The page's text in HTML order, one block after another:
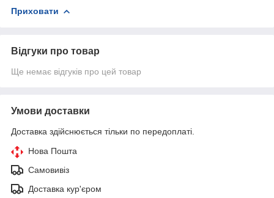
Приховати
Відгуки про товар
Ще немає відгуків про цей товар
Умови доставки
Доставка здійснюється тільки по передоплаті.
Нова Пошта
Самовивіз
Доставка кур'єром